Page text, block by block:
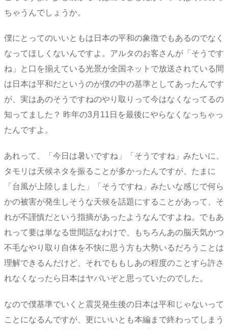
ちゃうんでしょうか。
僕にとってのいいともは日本の平和の象徴でもあるのでなく
なってほしくないんですよ。アルタのお客さんが「そうです
ね」と口を揃えている光景が全国ネットで放送されている間
は日本は平和だというのが僕の中の基準としてあったんです
が、実はあのそうですねのやり取りって今はなくなってるの
知ってました？ 昨年の3月11日を最後にやらなくなっちゃっ
たんですよ。
あれって、「今日は暑いですね」「そうですね」みたいに、
タモリは天候ネタを振ることが多かったんですが、たまに
「台風が上陸しました」「そうですね」みたいな感じで何ら
かの被害が発生しそうな天候を話題にすることがあって、そ
れが不謹慎だという指摘があったようなんですよね。でもあ
れって要は単なる世間話なわけで、もちろんあの脳天気かつ
不毛なやり取り自体を不快に思う方も大勢いるだろうことは
理解できるんだけど、それでももしあの程度のことすら許さ
れなくなったら日本はヤバいぞと思っていたのでした。
なので僕基準でいくと震災発生後の日本は平和じゃないって
ことになるんですが、更にいいとも本編まで終わってしまう